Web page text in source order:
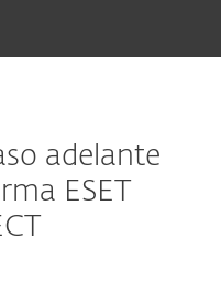
adelante
ESET